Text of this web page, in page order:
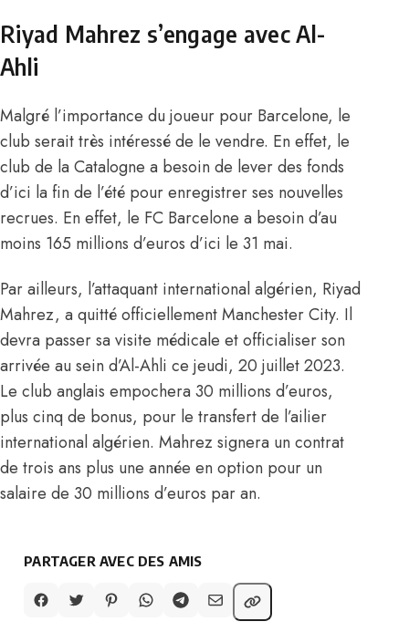
Riyad Mahrez s’engage avec Al-
Ahli
Malgré l’importance du joueur pour Barcelone, le
club serait très intéressé de le vendre. En effet, le
club de la Catalogne a besoin de lever des fonds
d’ici la fin de l’été pour enregistrer ses nouvelles
recrues. En effet, le FC Barcelone a besoin d’au
moins 165 millions d’euros d’ici le 31 mai.
Par ailleurs, l’attaquant international algérien, Riyad
Mahrez, a quitté officiellement Manchester City. Il
devra passer sa visite médicale etofficialiser son
arrivée au sein d’Al-Ahli ce jeudi, 20 juillet 2023.
Le club anglais empochera 30 millions d’euros,
plus cinq de bonus, pour le transfert de l’ailier
international algérien. Mahrez signera un contrat
de trois ans plus une année en option pour un
salaire de 30 millions d’euros par an.
PARTAGER AVEC DES AMIS